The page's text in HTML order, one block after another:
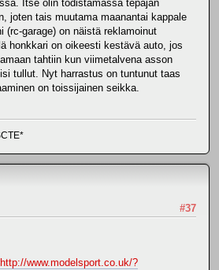
Itse olin todistamassa tepajan
joten tais muutama maanantai kappale
(rc-garage) on näistä reklamoinut
honkkari on oikeesti kestävä auto, jos
tahtiin kun viimetalvena asson
tullut. Nyt harrastus on tuntunut taas
on toissijainen seikka.
#37
http://www.modelsport.co.uk/?